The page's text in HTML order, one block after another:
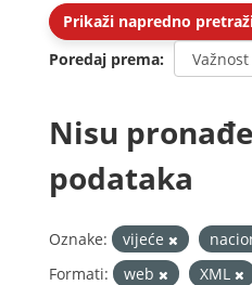
Prikaži napredno
Poredaj prema
Nisu
podataka
Oznake: vijeće
Formati:
web XML